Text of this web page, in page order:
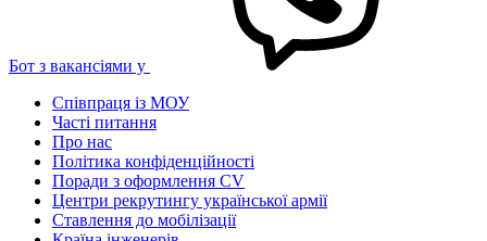
Бот з вакансіями у
Співпраця із МОУ
Часті питання
Про нас
Політика конфіденційності
Поради з оформлення CV
Центри рекрутингу української армії
Ставлення до мобілізації